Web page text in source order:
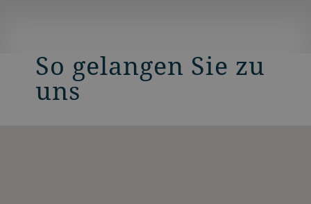
So gelangen Sie zu
uns